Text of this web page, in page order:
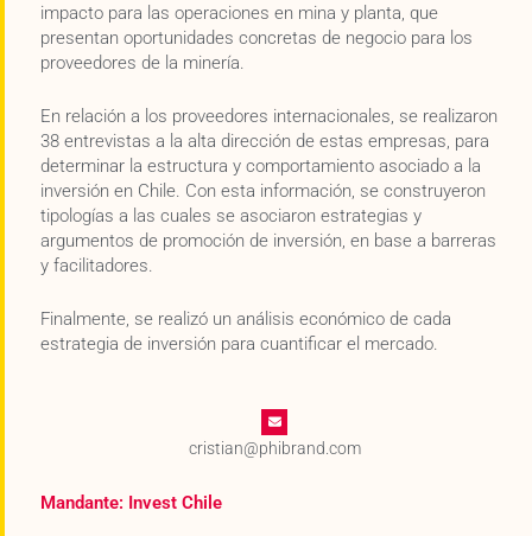
impacto para las operaciones en mina y planta, que
presentan oportunidades concretas de negocio para los
proveedores de la minería.
En relación a los proveedores internacionales, se realizaron
38 entrevistas a la alta dirección de estas empresas, para
determinar la estructura y comportamiento asociado a la
inversión en Chile. Con esta información, se construyeron
tipologías a las cuales se asociaron estrategias y
argumentos de promoción de inversión, en base a barreras
y facilitadores.
Finalmente, se realizó un análisis económico de cada
estrategia de inversión para cuantificar el mercado.
cristian@phibrand.com
Mandante: Invest Chile